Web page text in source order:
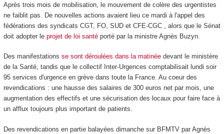
Après trois mois de mobilisation, le mouvement de colère des urgentistes
ne faiblit pas. De nouvelles actions avaient lieu ce mardi à l'appel des
fédérations des syndicats CGT, FO, SUD et CFE-CGC , alors que le Sénat
doit adopter le projet de loi santéporté par la ministre Agnès Buzyn.
Des manifestations se sont déroulées dans la matinéedevant le ministère
de la Santé, tandis que le collectif Inter-Urgences comptabilisait lundi soir
95 services d'urgence en grève dans toute la France. Au coeur des
revendications : une hausse des salaires de 300 euros net par mois, une
augmentation des effectifs et une sécurisation des locaux pour faire face à
un afflux toujours plus important de patients.
Des revendications en partie balayées dimanche sur BFMTV par Agnès